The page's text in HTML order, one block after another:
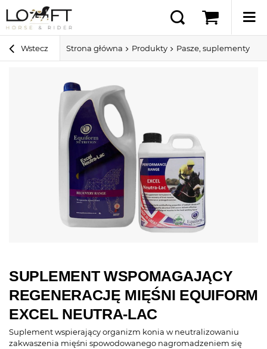
Wstecz Strona główna Produkty Pasze, suplementy i
SUPLEMENT WSPOMAGAJĄCY
REGENERACJĘ MIĘŚNI EQUIFORM
EXCEL NEUTRA-LAC
Suplement wspierający organizm konia w neutralizowaniu
zakwaszenia mięśni spowodowanego nagromadzeniem się